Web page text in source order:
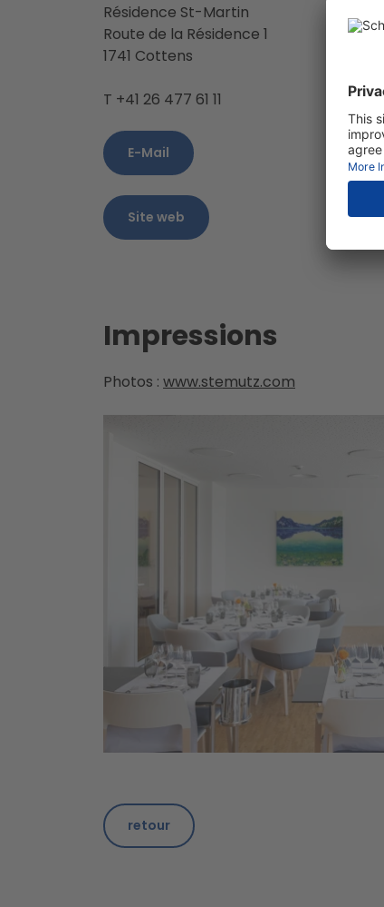
Résidence St-Martin
Route de la Résidence 1
1741 Cottens
T +41 26 477 61 11
E-Mail
Site web
Impressions
Photos : www.stemutz.com
retour